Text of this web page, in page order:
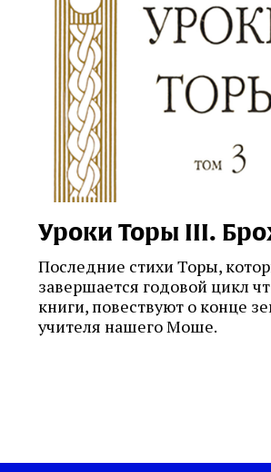
Уроки Торы III.
Последние стихи Торы,
завершается годовой цикл
книги, повествуют о конце
учителя нашего Моше.